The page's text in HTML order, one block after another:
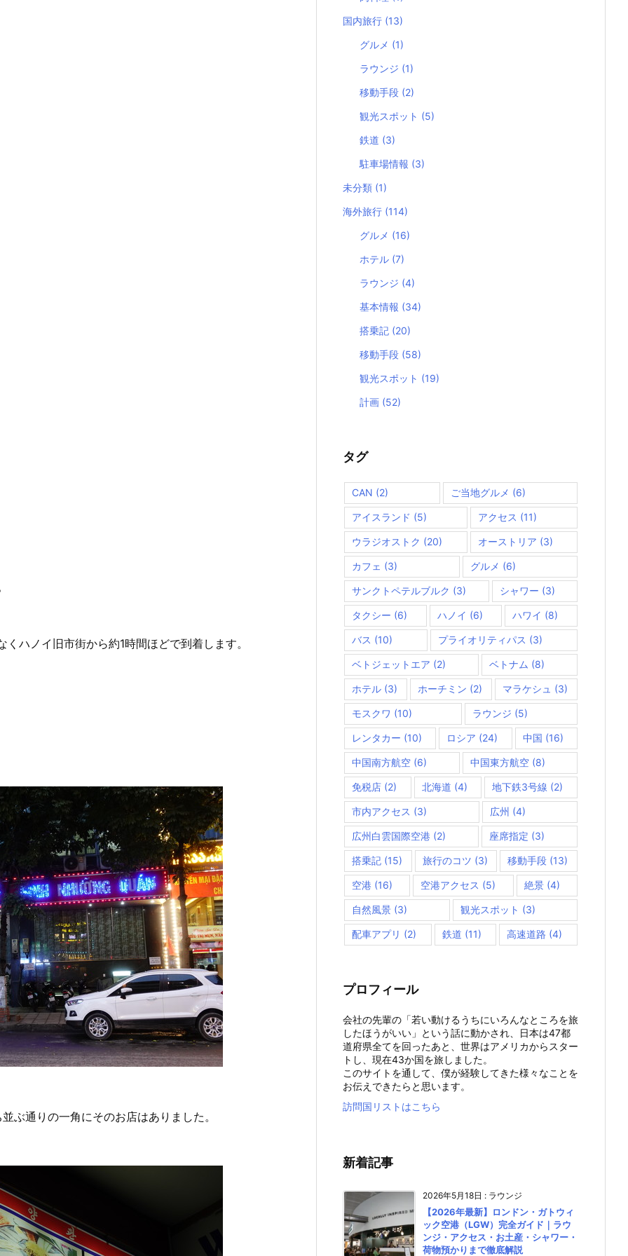
ハノイ旧市街から約1時間ほどで到着します。
ぶ通りの一角にそのお店はありました。
国内旅行 (13)
グルメ (1)
ラウンジ (1)
移動手段 (2)
観光スポット (5)
鉄道 (3)
駐車場情報 (3)
未分類 (1)
海外旅行 (114)
グルメ (16)
ホテル (7)
ラウンジ (4)
基本情報 (34)
搭乗記 (20)
移動手段 (58)
観光スポット (19)
計画 (52)
タグ
CAN (2) ご当地グルメ (6)
アイスランド (5) アクセス (11)
ウラジオストク (20) オーストリア (3)
カフェ (3) グルメ (6)
サンクトペテルブルク (3) シャワー (3)
タクシー (6) ハノイ (6) ハワイ (8)
バス (10) プライオリティパス (3)
ベトジェットエア (2) ベトナム (8)
ホテル (3) ホーチミン (2) マラケシュ (3)
モスクワ (10) ラウンジ (5)
レンタカー (10) ロシア (24) 中国 (16)
中国南方航空 (6) 中国東方航空(8)
免税店 (2) 北海道 (4) 地下鉄3号線 (2)
市内アクセス (3) 広州 (4)
広州白雲国際空港 (2) 座席指定 (3)
搭乗記 (15) 旅行のコツ (3) 移動手段 (13)
空港 (16) 空港アクセス (5) 絶景(4)
自然風景 (3) 観光スポット (3)
配車アプリ (2) 鉄道 (11) 高速道路 (4)
プロフィール
会社の先輩の「若い動けるうちにいろんなところを旅
したほうがいい」という話に動かされ、日本は47都
道府県全てを回ったあと、世界はアメリカからスター
トし、現在43か国を旅しました。
このサイトを通して、僕が経験してきた様々なことを
お伝えできたらと思います。
訪問国リストはこちら
新着記事
2026年5月18日 : ラウンジ
【2026年最新】ロンドン・ガトウィ
ック空港（LGW）完全ガイド｜ラウ
ンジ・アクセス・お土産・シャワー・
荷物預かりまで徹底解説